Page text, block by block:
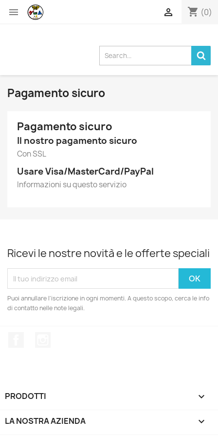
 shopping_cart (0)

Pagamento sicuro
Pagamento sicuro
Il nostro pagamento sicuro
Con SSL
Usare Visa/MasterCard/PayPal
Informazioni su questo servizio
Ricevi le nostre novità e le offerte speciali
Puoi annullare l'iscrizione in ogni momenti. A questo scopo, cerca le info
di contatto nelle note legali.
PRODOTTI 
LA NOSTRA AZIENDA 